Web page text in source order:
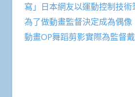
寫」日本網友以運動控制技術
為了做動畫監督決定成為偶像
動畫OP舞蹈剪影實際為監督